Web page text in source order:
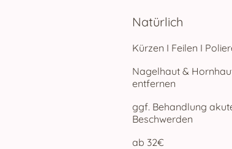
Natürlich
Kürzen I Feilen I
Nagelhaut &
entfernen
ggf. Behandlung
Beschwerden
ab 32€